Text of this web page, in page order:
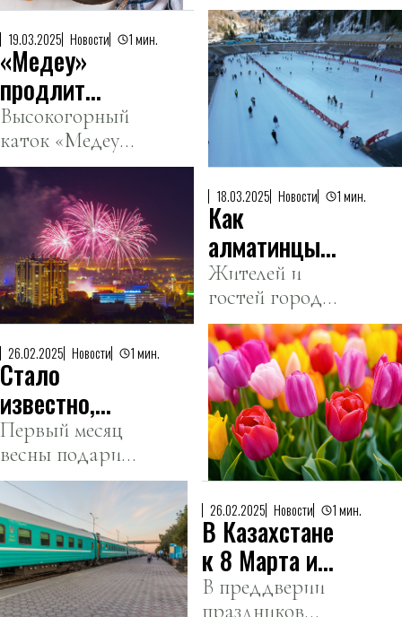
Бюро
нацстатистики
блюдо,
символизирует
обновление и
весеннее
пробуждение.
19.03.2025 Новости 1 мин.
«Медеу»
продлит
сезон до 25
марта
Высокогорный
каток «Медеу»
в этом году
завершит сезон
на десять дней
позже обычного
— 25 марта.
18.03.2025 Новости 1 мин.
Как
алматинцы
отметят
Наурыз,
рассказали в
акимате
Жителей и
гостей города
ждет более 100
мероприятий
на главных
площадках
мегаполиса.
26.02.2025 Новости 1 мин.
Стало
известно,
сколько дней
казахстанцы
будут
отдыхать в
марте
Первый месяц
весны подарит
14 дней
отдыха,
включая
выходные и
праздники.
26.02.2025 Новости 1 мин.
В Казахстане
к 8 Марта и
Наурызу
В преддверии
праздников